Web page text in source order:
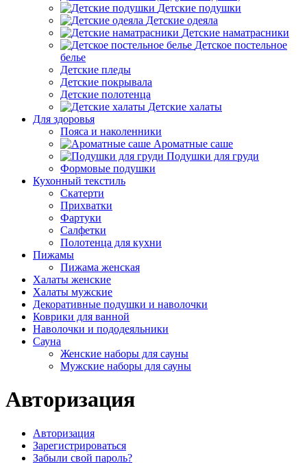
Детские подушки
Детские одеяла
Детские наматрасники
Детское постельное
белье
Детские пледы
Детские покрывала
Детские полотенца
Детские халаты
Для здоровья
Пояса и наколенники
Ароматные саше
Подушки для груди
Формовые подушки
Кухонный текстиль
Скатерти
Прихватки
Фартуки
Салфетки
Полотенца для кухни
Пижамы
Пижама женская
Халаты женские
Халаты мужские
Декоративные подушки и наволочки
Коврики для ванной
Наволочки и пододеяльники
Сауна
Женские наборы для сауны
Мужские наборы для сауны
Авторизация
Авторизация
Зарегистрироваться
Забыли свой пароль?